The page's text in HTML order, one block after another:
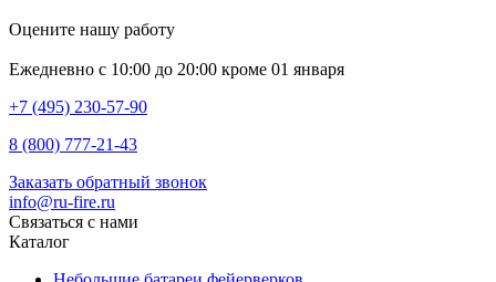
Оцените нашу работу
Ежедневно с 10:00 до 20:00 кроме 01 января
+7 (495) 230-57-90
8 (800) 777-21-43
Заказать обратный звонок
info@ru-fire.ru
Связаться с нами
Каталог